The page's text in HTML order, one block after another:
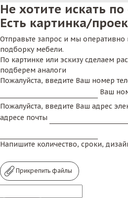
Не хотите искать по
Есть картинка/
Отправьте запрос и мы
подборку мебели.
По картинке или эскизу сделаем
подберем аналоги
Пожалуйста, введите Ваш номер
Ваш
Пожалуйста, введите Ваш адрес
адресе почты
Напишите количество, сроки,
Прикрепить файлы